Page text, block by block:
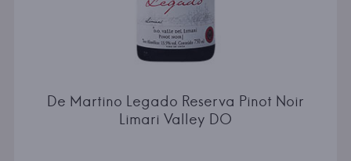
De Martino Legado Reserva Pinot Noir
Limari Valley DO